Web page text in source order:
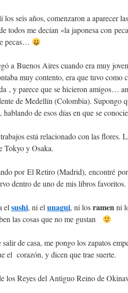
seis años, comenzaron a aparecer
todos me decían «la japonesa con
pecas…
a Buenos Aires cuando era muy
muy contento, era que tuvo como
, y parece que se hicieron amigos…
de Medellín (Colombia). Supongo
hablando de esos días en que se
está relacionado con las flores.
Tokyo y Osaka.
por El Retiro (Madrid), encontré
dentro de uno de mis libros favoritos.
el sushi, ni el unagui, ni losramenni
las cosas que no me gustan
salir de casa, me pongo los zapatos
el corazón, y dicen que trae suerte.
los Reyes del Antiguo Reino de